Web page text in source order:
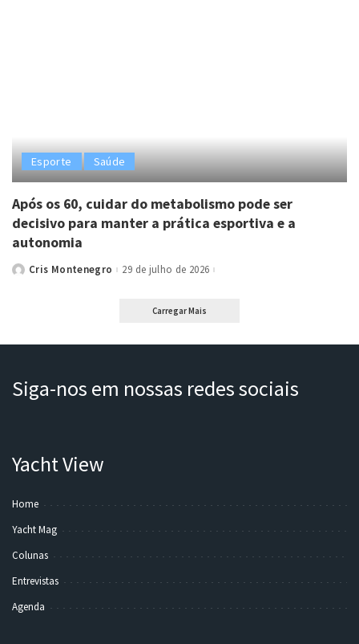
Esporte Saúde
Após os 60, cuidar do metabolismo pode ser
decisivo para manter a prática esportiva e a
autonomia
PostedCris Montenegro 29 de julho de 2026
Carregar Mais
Siga-nos em nossas redes sociais
Yacht View
Home
Yacht Mag
Colunas
Entrevistas
Agenda